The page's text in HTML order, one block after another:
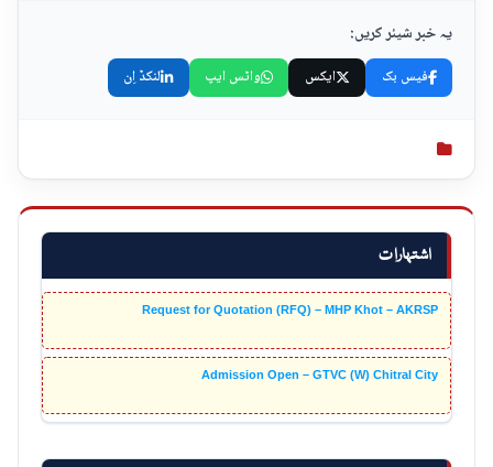
اشتہارات
Request for Quotation (RFQ) – MHP Khot – AKRSP
Admission Open – GTVC (W) Chitral City
یہ خبر شیئر کریں:
فیس بک ایکس واٹس ایپ لنکڈ اِن